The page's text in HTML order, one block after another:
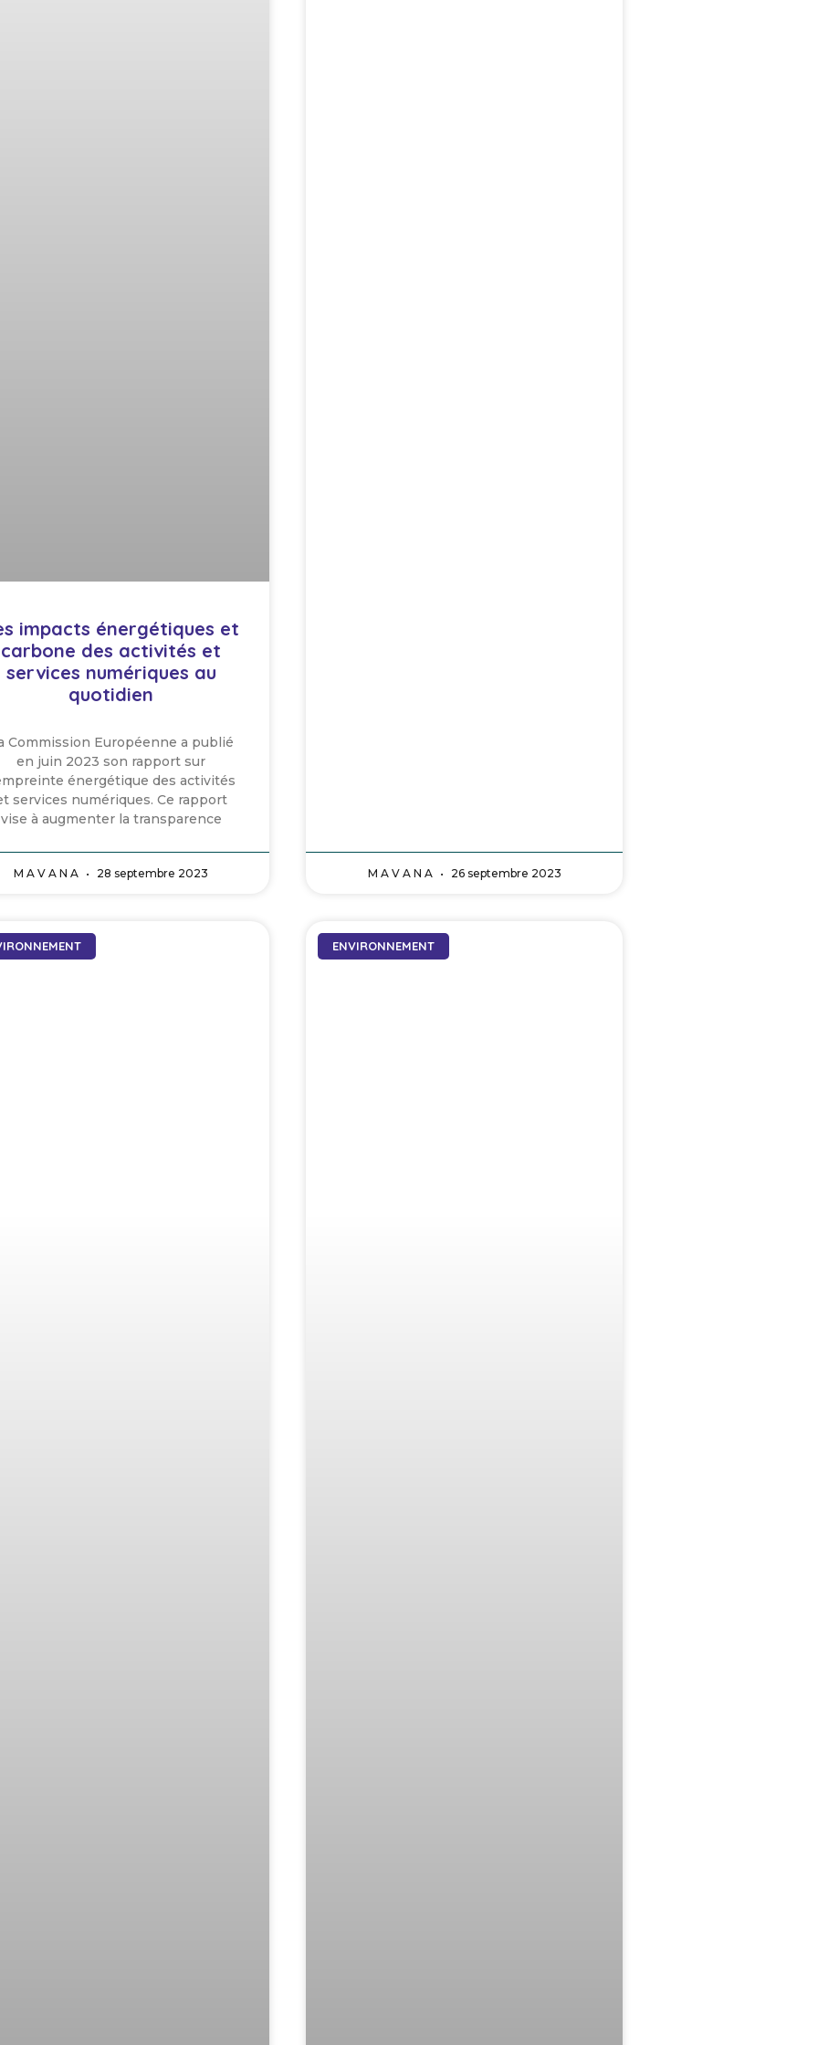
impacts énergétiques et
carbone des activités et
services numériques au
quotidien
Commission Européenne a publié
en juin 2023 son rapport sur
énergétique des activités
services numériques. Ce rapport
vise à augmenter la transparence
M A V A N A 28 septembre 2023 M A V A N A 26 septembre 2023
ENVIRONNEMENT